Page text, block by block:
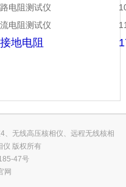
电阻测试仪
电阻测试仪
地电阻
无线高压核相仪、远程无线核相
仪 版权所有
47号
网